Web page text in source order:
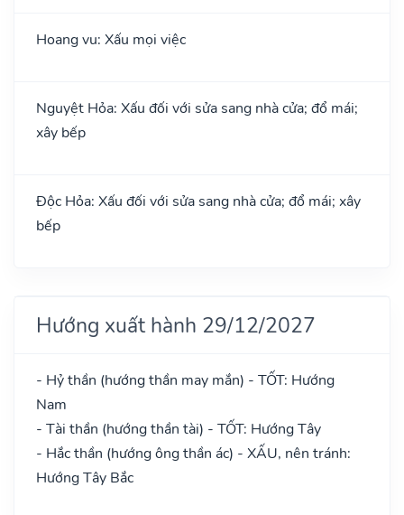
Hoang vu: Xấu mọi việc
Nguyệt Hỏa: Xấu đối với sửa sang nhà cửa; đổ mái;
xây bếp
Độc Hỏa: Xấu đối với sửa sang nhà cửa; đổ mái; xây
bếp
Hướng xuất hành 29/12/2027
- Hỷ thần (hướng thần may mắn) - TỐT: Hướng
Nam
- Tài thần (hướng thần tài) - TỐT: Hướng Tây
- Hắc thần (hướng ông thần ác) - XẤU, nên tránh:
Hướng Tây Bắc